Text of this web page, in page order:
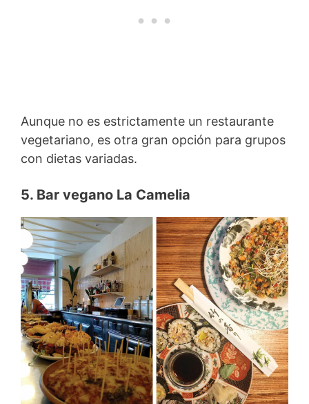
Aunque no es estrictamente un restaurante
vegetariano, es otra gran opción para grupos
con dietas variadas.
5. Bar vegano La Camelia